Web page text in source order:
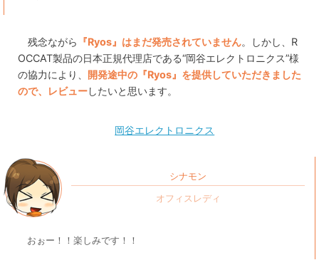
残念ながら 『Ryos』はまだ発売されていません。しかし、R
OCCAT製品の日本正規代理店である“岡谷エレクトロニクス”様
の協力により、 開発途中の『Ryos』を提供していただきました
ので、レビューしたいと思います。
岡谷エレクトロニクス
シナモン
おぉー！！楽しみです！！